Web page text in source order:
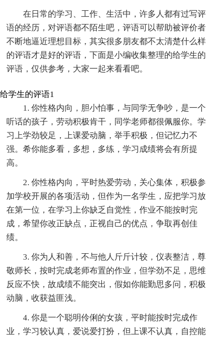
在日常的学习、工作、生活中，许多人都有过写评
语的经历，对评语都不陌生吧，评语可以帮助被评价者
不断地逼近理想目标，其实很多朋友都不太清楚什么样
的评语才是好的评语，下面是小编收集整理的给学生的
评语，仅供参考，大家一起来看看吧。
给学生的评语1
1. 你性格内向，胆小怕事，与同学无争吵，是一个
听话的孩子，劳动积极肯干，同学老师都很佩服你。学
习上学劲较足，上课爱动脑，举手积极，但记忆力不
强。希你能多看，多想，多练，学习成绩将会有所提
高。
2. 你性格内向，平时热爱劳动，关心集体，积极参
加学校开展的各项活动，但作为一名学生，应把学习放
在第一位，在学习上你缺乏自觉性，作业不能按时完
成，希望你改正缺点，正视自己的优点，争取再创佳
绩。
3. 你为人和善，不与他人斤斤计较，仪表整洁，尊
敬师长，按时完成老师布置的作业，但学劲不足，思维
反应不快，故成绩不能突出，假如你能勤思多问，积极
动脑，收获益匪浅。
4. 你是一个聪明伶俐的女孩，平时能按时完成作
业，学习较认真，爱说爱打扮，但上课不认真，自控能